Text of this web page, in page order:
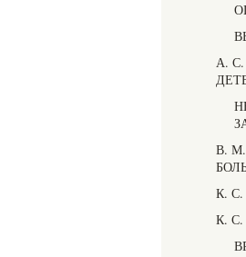
А.
В.
К. С.
К. С.